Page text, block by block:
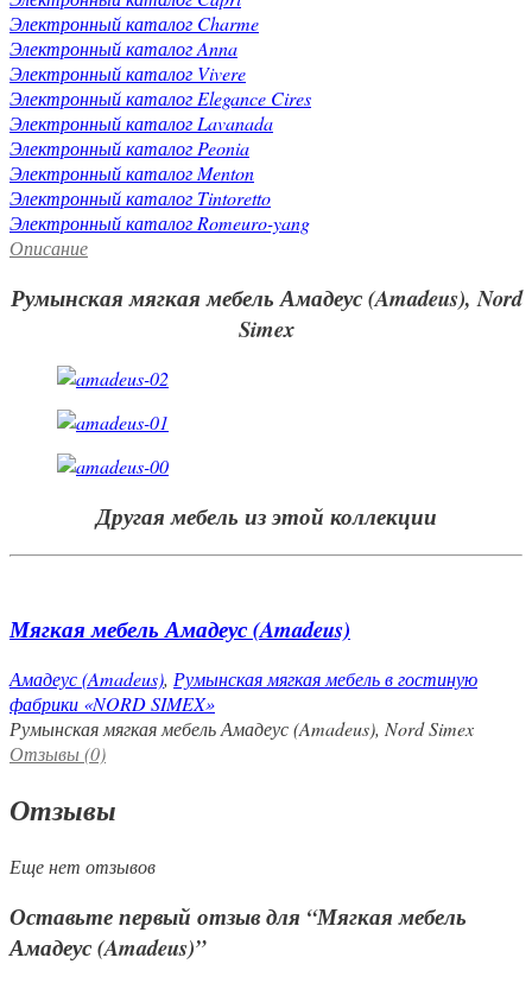
Электронный каталог Charme
Электронный каталог Anna
Электронный каталог Vivere
Электронный каталог Elegance Cires
Электронный каталог Lavanada
Электронный каталог Peonia
Электронный каталог Menton
Электронный каталог Tintoretto
Электронный каталог Romeuro-yang
Описание
Румынская мягкая мебель Амадеус (Amadeus), Nord
Simex
Другая мебель из этой коллекции
Мягкая мебель Амадеус (Amadeus)
Амадеус (Amadeus), Румынская мягкая мебель в гостиную
фабрики «NORD SIMEX»
Румынская мягкая мебель Амадеус (Amadeus), Nord Simex
Отзывы (0)
Отзывы
Еще нет отзывов
Оставьте первый отзыв для “Мягкая мебель
Амадеус (Amadeus)”